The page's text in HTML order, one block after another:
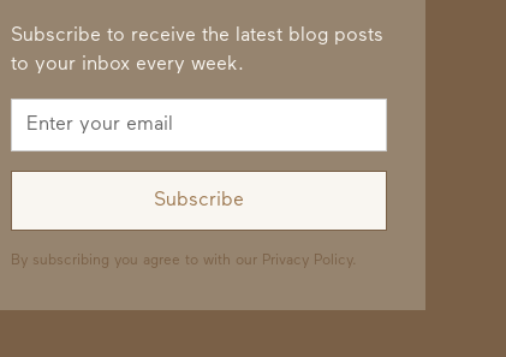
Subscribe to receive the latest blog posts
to your inbox every week.
By subscribing you agree to with our Privacy Policy.